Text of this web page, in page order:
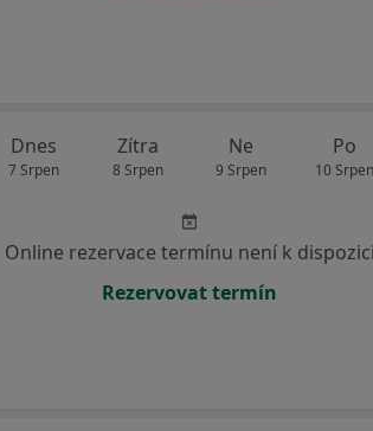
Dnes
7 Srpen
Zítra
8 Srpen
Ne
9 Srpen
Po
10 Srpen
Online rezervace termínu není k dispozici
Rezervovat termín